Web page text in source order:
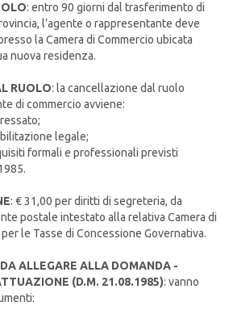
: entro 90 giorni dal trasferimento di
l’agente o rappresentante deve
la Camera di Commercio ubicata
nuova residenza.
RUOLO: la cancellazione dal ruolo
di commercio avviene:
legale;
formali e professionali previsti
: € 31,00 per diritti di segreteria, da
postale intestato alla relativa Camera di
le Tasse di Concessione Governativa.
ALLEGARE ALLA DOMANDA -
(D.M. 21.08.1985): vanno